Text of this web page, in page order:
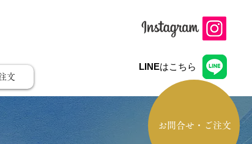
お問合せ・ご注文
LINEはこちら
文